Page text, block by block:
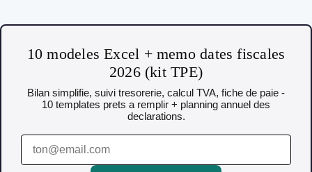
10 modeles Excel + memo dates fiscales
2026 (kit TPE)
Bilan simplifie, suivi tresorerie, calcul TVA, fiche de paie -
10 templates prets a remplir + planning annuel des
declarations.